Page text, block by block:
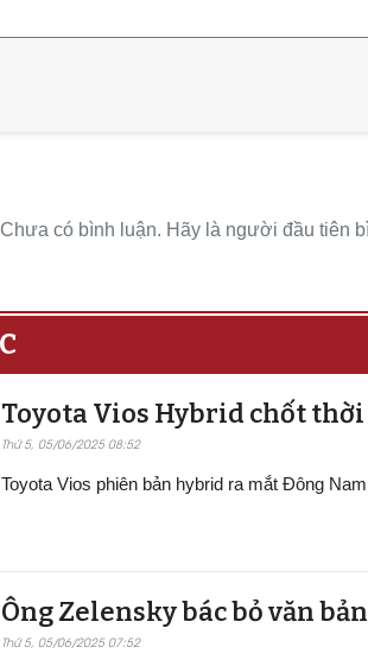
Chưa có bình luận. Hãy là người đầu tiên
Toyota Vios Hybrid chốt
Thứ 5, 05/06/2025 08:52
Toyota Vios phiên bản hybrid ra mắt Đông
Ông Zelensky bác bỏ văn
Thứ 5, 05/06/2025 07:52